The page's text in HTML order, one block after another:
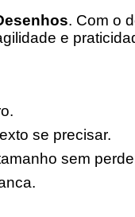
. Com o
e
se precisar.
sem